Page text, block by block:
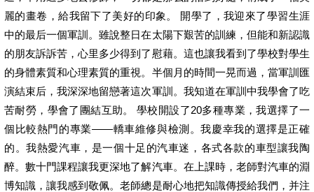
麗的畫卷，給我留下了美好的印象。 開學了，我迎來了學習生涯
中的最后一個軍訓。雖說整日在太陽下艱苦的訓練，但能和新認識
的朋友訴訴苦，心里多少得到了慰藉。這也讓我看到了學校對學生
的身體素質和心理素質的重視。半個月的時間一晃而過，當軍訓匯
演結束后，我深深地留戀著這次軍訓。我知道在軍訓中我學會了吃
苦耐勞，學會了團結互助。 學校開設了20多種專業，我選擇了一
個比較熱門的專業——轎車維修與檢測。我慶幸我的選擇是正確
的。我熱愛汽車，是一個十足的汽車迷，各式各款的車型讓我陶
醉。數十門課程讓我更深地了解汽車。在上課時，老師對汽車的淵
博知識，讓我感到敬佩。老師總是耐心地把知識傳授給我們，并注